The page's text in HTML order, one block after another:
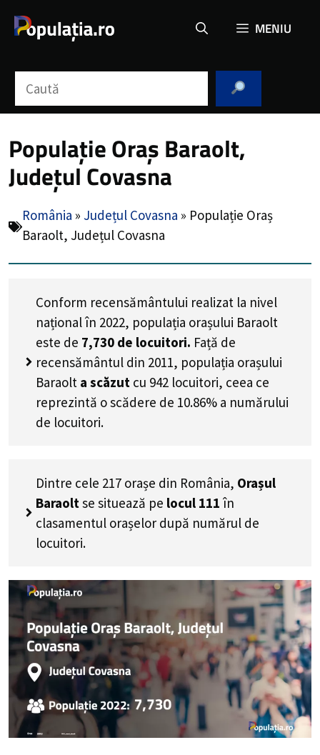
MENIU
Populație Oraș Baraolt,
Județul Covasna
România » Județul Covasna » Populație Oraș
Baraolt, Județul Covasna
Conform recensământului realizat la nivel
național în 2022, populația orașului Baraolt
este de 7,730 de locuitori. Față de
recensământul din 2011, populația orașului
Baraolt a scăzut cu 942 locuitori, ceea ce
reprezintă o scădere de 10.86% a numărului
de locuitori.
Dintre cele 217 orașe din România, Orașul
Baraolt se situează pe locul 111 în
clasamentul orașelor după numărul de
locuitori.